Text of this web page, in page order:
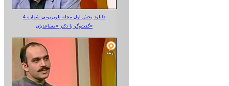
دانلود بخش اول مجله تلویزیونی شماره 4
گفت‌وگو با دکتر «مساعدیان»